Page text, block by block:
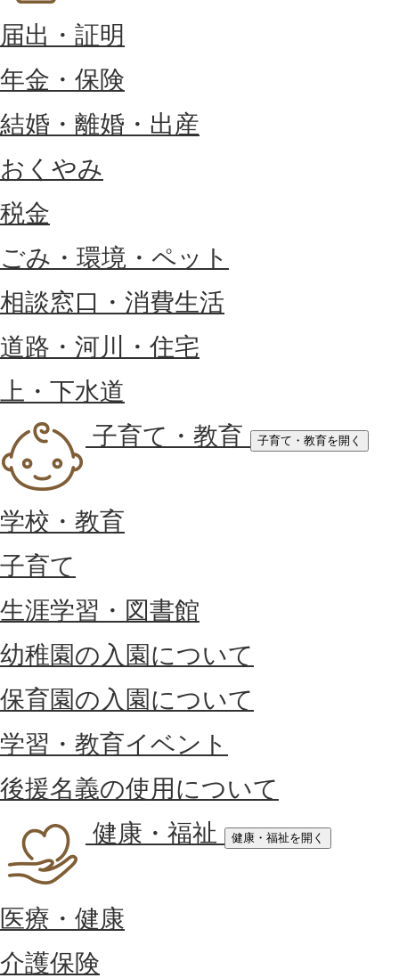
届出・証明
年金・保険
結婚・離婚・出産
おくやみ
税金
ごみ・環境・ペット
相談窓口・消費生活
道路・河川・住宅
上・下水道
子育て・教育
子育て・教育を開く
学校・教育
子育て
生涯学習・図書館
幼稚園の入園について
保育園の入園について
学習・教育イベント
後援名義の使用について
健康・福祉
健康・福祉を開く
医療・健康
介護保険